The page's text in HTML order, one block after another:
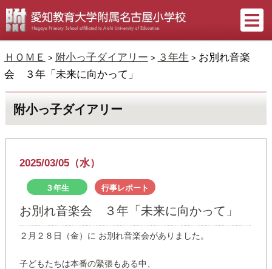
ＨＯＭＥ > 附小っ子ダイアリー > ３年生 > お別れ音楽
会 ３年「未来に向かって」
附小っ子ダイアリー
2025/03/05（水）
３年生 行事レポート
お別れ音楽会 ３年「未来に向かって」
２月２８日（金）に お別れ音楽会がありました。
子どもたちは本番の緊張もある中、